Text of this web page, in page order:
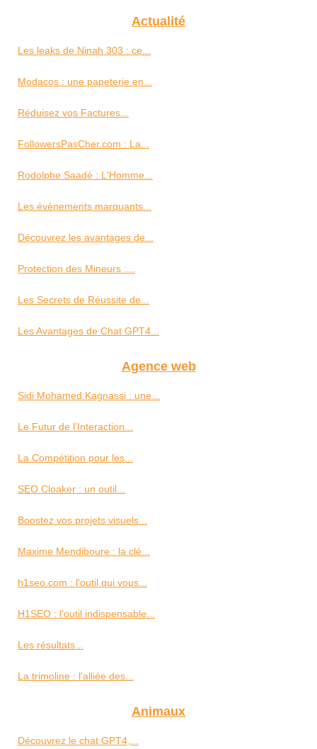
Actualité
Les leaks de Ninah 303 : ce...
Modacos : une papeterie en...
Réduisez vos Factures...
FollowersPasCher.com : La...
Rodolphe Saadé : L'Homme...
Les événements marquants...
Découvrez les avantages de...
Protection des Mineurs :...
Les Secrets de Réussite de...
Les Avantages de Chat GPT4...
Agence web
Sidi Mohamed Kagnassi : une...
Le Futur de l'Interaction...
La Compétition pour les...
SEO Cloaker : un outil...
Boostez vos projets visuels...
Maxime Mendiboure : la clé...
h1seo.com : l'outil qui vous...
H1SEO : l'outil indispensable...
Les résultats...
La trimoline : l'alliée des...
Animaux
Découvrez le chat GPT4,...